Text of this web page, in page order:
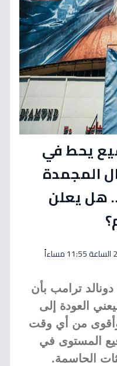
يحط في
المجمدة
هل يعلن
ترامب بأن
العودة إلى
وأقوى من أي وقت
المستوى في
الحاسمة.